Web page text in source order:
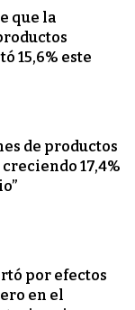
que la
15,6% este
de productos
17,4%
por efectos
en el